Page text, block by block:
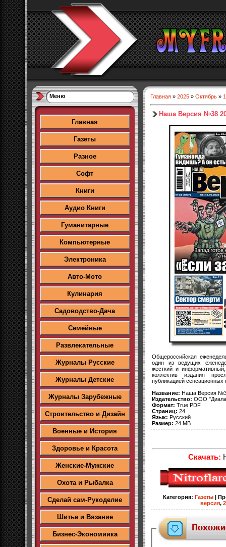
Меню
Главная
Газеты
Разное
Софт
Книги
Аудио Книги
Гуманитарные
Компьютерные
Электроника
Авто-Мото
Кулинария
Садоводство-Дача
Семейные
Развлекательные
Журналы Русские
Журналы Детские
Журналы Зарубежные
Строительство и Дизайн
Военные и История
Здоровье и Красота
Женские-Мужские
Охота и Рыбалка
Сделай сам-Рукоделие
Шитье и Вязание
Бизнес-Экономиика
Главная » 2025 » Октябрь »
Наша Версия №38
Общероссийская
один из ведущих
жесткий и
коллектив издания
публикацией сенсационных
Название: Наша Версия
Издательство: ООО
Формат: True PDF
Страниц: 24
Язык: Русский
Размер: 24 MB
Скачать:
Категория: Газеты
версия,